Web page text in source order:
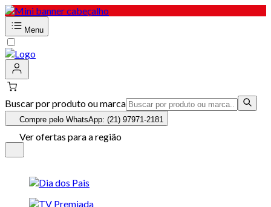
Menu
Buscar por produto ou marca
Compre pelo WhatsApp: (21) 97971-2181
Ver ofertas para a região